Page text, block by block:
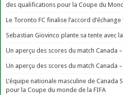
des qualifications pour la Coupe du
Le Toronto FC finalise l’accord
Sebastian Giovinco plante sa tente avec
Un aperçu des scores du match Canada
Un aperçu des scores du match Canada
L’équipe nationale masculine de
pour la Coupe du monde de la FIFA